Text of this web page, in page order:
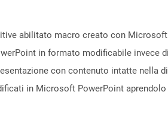
abilitato macro creato con
in formato modificabile invece
con contenuto intatte nella
in Microsoft PowerPoint